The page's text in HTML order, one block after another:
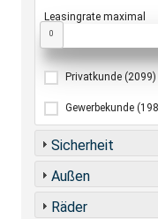
Leasingrate maximal
0
Privatkunde (2099)
Gewerbekunde
Sicherheit
Außen
Räder